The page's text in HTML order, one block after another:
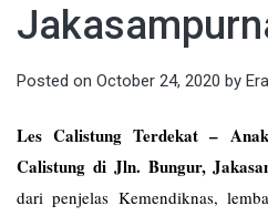
Posted on October 24, 2020 by
Les Calistung Terdekat –
Calistung di Jln. Bungur,
dari penjelas Kemendiknas,